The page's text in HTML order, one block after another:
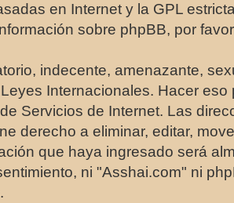
en Internet y la GPL
sobre phpBB, por
indecente, amenazante,
Internacionales. Hacer
Servicios de Internet. Las
derecho a eliminar, editar,
que haya ingresado será
ni "Asshai.com" ni